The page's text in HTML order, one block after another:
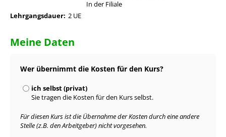
In der Filiale
Lehrgangsdauer: 2 UE
Meine Daten
Wer übernimmt die Kosten für den Kurs?
ich selbst (privat)
Sie tragen die Kosten für den Kurs selbst.
Für diesen Kurs ist die Übernahme der Kosten durch eine andere
Stelle (z.B. den Arbeitgeber) nicht vorgesehen.